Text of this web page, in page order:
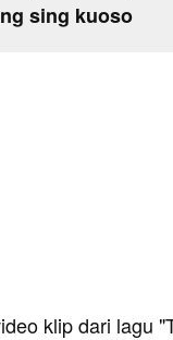
sing kuoso
klip dari lagu